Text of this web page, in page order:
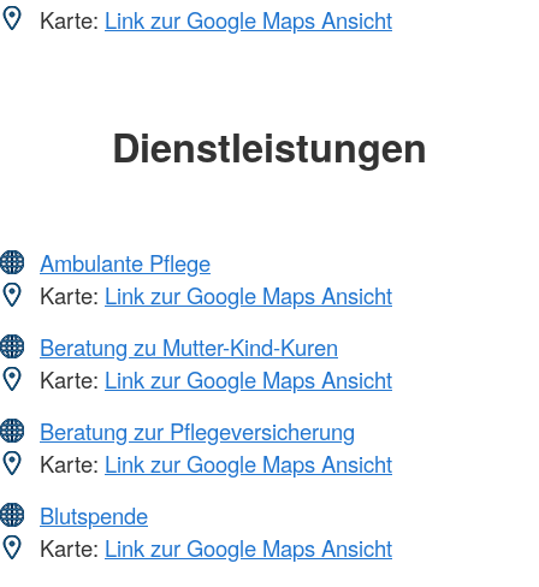
Karte: Link zur Google Maps Ansicht
Dienstleistungen
Ambulante Pflege
Karte: Link zur Google Maps Ansicht
Beratung zu Mutter-Kind-Kuren
Karte: Link zur Google Maps Ansicht
Beratung zur Pflegeversicherung
Karte: Link zur Google Maps Ansicht
Blutspende
Karte: Link zur Google Maps Ansicht